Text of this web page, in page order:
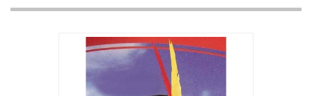
+
COMPLEMENTOS
MAQUILLAJE FIESTA
PELUCAS, GORROS, CARETAS